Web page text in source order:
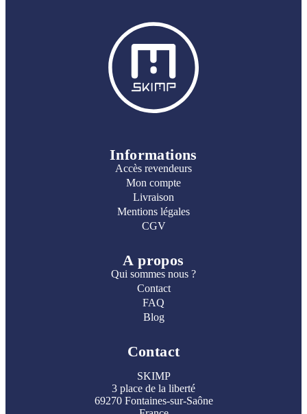
Informations
Accès revendeurs
Mon compte
Livraison
Mentions légales
CGV
A propos
Qui sommes nous ?
Contact
FAQ
Blog
Contact
SKIMP
3 place de la liberté
69270 Fontaines-sur-Saône